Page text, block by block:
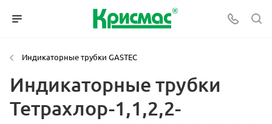
Индикаторные трубки GASTEC
Индикаторные трубки
Тетрахлор-1,1,2,2-